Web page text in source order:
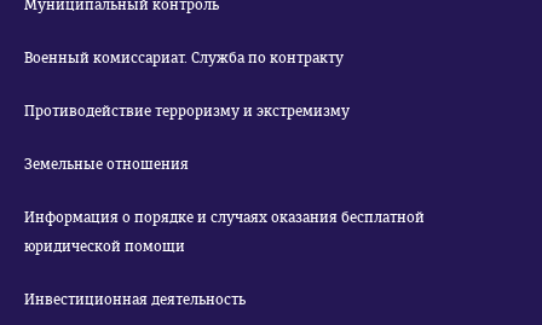
Муниципальный контроль
Военный комиссариат. Служба по контракту
Противодействие терроризму и экстремизму
Земельные отношения
Информация о порядке и случаях оказания бесплатной
юридической помощи
Инвестиционная деятельность